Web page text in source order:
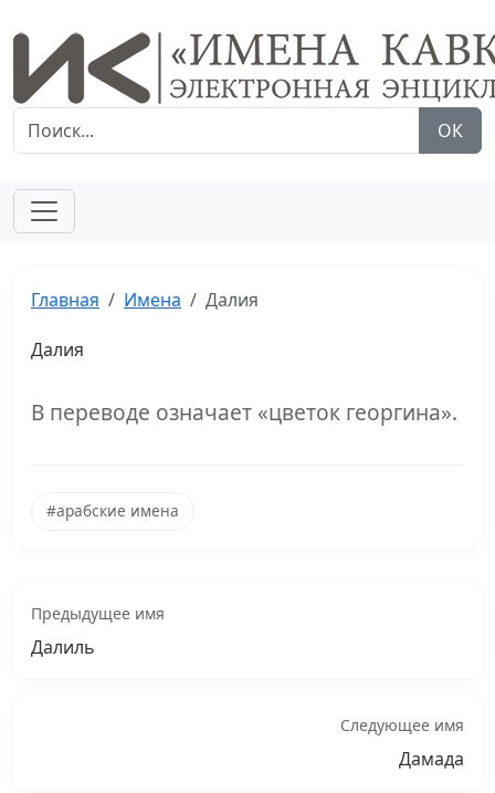
ОК
Главная Имена Далия
Далия
В переводе означает «цветок георгина».
#арабские имена
Предыдущее имя
Далиль
Следующее имя
Дамада